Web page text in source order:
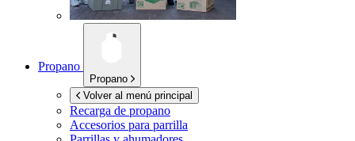
Propano
Propano
Volver al menú principal
Recarga de propano
Accesorios para parrilla